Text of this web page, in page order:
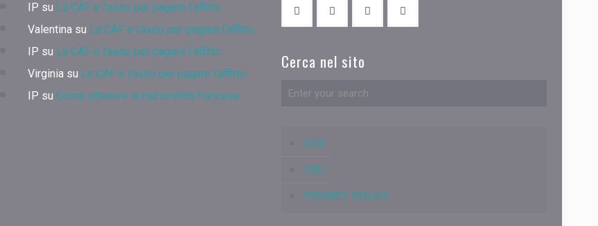
IP su La CAF e l’aiuto per pagare l’affitto
Valentinasu La CAF e l’aiuto per pagare l’affitto
IP su La CAF e l’aiuto per pagare l’affitto
Virginiasu La CAF e l’aiuto per pagare l’affitto
IP su Come ottenere la nazionalità francese
Cerca nel sito
CGV
CGU
PRIVACY POLICY